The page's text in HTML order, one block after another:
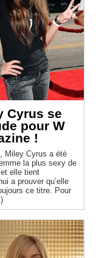
Cyrus se
pour W
!
Miley Cyrus a été
la plus sexy de
et elle tient
a prouver qu’elle
ce titre. Pour